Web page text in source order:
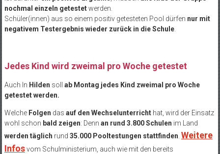
nochmal einzeln getestetwerden.
Schüler(innen) aus so einem positiv getesteten Pool dürfen nur mit
negativem Testergebnis wieder zurück in die Schule.
Jedes Kind wird zweimal pro Woche getestet
Auch In Hilden soll ab Montag jedes Kind zweimal pro Woche
getestet werden.
Welche Folgen das auf den Wechselunterrichthat, wird der Einsatz
wohl schon bald zeigen: Denn an rund 3.800 Schulen im Land
werden täglich rund 35.000 Pooltestungen stattfinden Weitere
Infosvom Schulministerium, auch wie mit den bereits